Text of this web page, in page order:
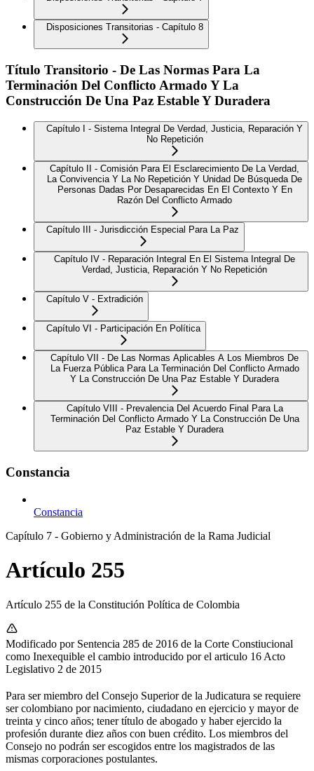
Disposiciones Transitorias - Capítulo 8
Título Transitorio - De Las Normas Para La
Terminación Del Conflicto Armado Y La
Construcción De Una Paz Estable Y Duradera
Capítulo I - Sistema Integral De Verdad, Justicia, Reparación Y
No Repetición
Capítulo II - Comisión Para El Esclarecimiento De La Verdad,
La Convivencia Y La No Repetición Y Unidad De Búsqueda De
Personas Dadas Por Desaparecidas En El Contexto Y En
Razón Del Conflicto Armado
Capítulo III - Jurisdicción Especial Para La Paz
Capítulo IV - Reparación Integral En El Sistema Integral De
Verdad, Justicia, Reparación Y No Repetición
Capítulo V - Extradición
Capítulo VI - Participación En Política
Capítulo VII - De Las Normas Aplicables A Los Miembros De
La Fuerza Pública Para La Terminación Del Conflicto Armado
Y La Construcción De Una Paz Estable Y Duradera
Capítulo VIII - Prevalencia Del Acuerdo Final Para La
Terminación Del Conflicto Armado Y La Construcción De Una
Paz Estable Y Duradera
Constancia
Constancia
Capítulo 7 - Gobierno y Administración de la Rama Judicial
Artículo 255
Artículo 255 de la Constitución Política de Colombia
Modificado por Sentencia 285 de 2016 de la Corte Constiucional
como Inexequible el cambio introducido por el articulo 16 Acto
Legislativo 2 de 2015
Para ser miembro del Consejo Superior de la Judicatura se requiere
ser colombiano por nacimiento, ciudadano en ejercicio y mayor de
treinta y cinco años; tener título de abogado y haber ejercido la
profesión durante diez años con buen crédito. Los miembros del
Consejo no podrán ser escogidos entre los magistrados de las
mismas corporaciones postulantes.